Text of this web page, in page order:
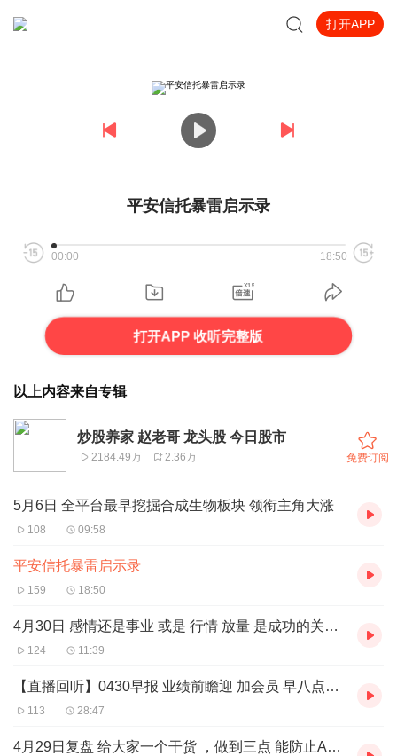
打开APP
平安信托暴雷启示录
00:00 18:50
打开APP 收听完整版
以上内容来自专辑
炒股养家 赵老哥 龙头股 今日股市
2184.49万 2.36万 免费订阅
5月6日 全平台最早挖掘合成生物板块 领衔主角大涨
108 09:58
平安信托暴雷启示录
159 18:50
4月30日 感情还是事业 或是 行情 放量 是成功的关键！
124 11:39
【直播回听】0430早报 业绩前瞻迎 加会员 早八点半 晚七点半会员直播
113 28:47
4月29日复盘 给大家一个干货 ，做到三点 能防止A股踏空